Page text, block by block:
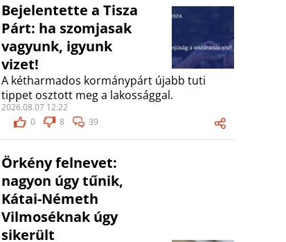
Bejelentette a Tisza
Párt: ha szomjasak
vagyunk, igyunk
vizet!
A kétharmados kormánypárt újabb tuti
tippet osztott meg a lakossággal.
2026.08.07 12:22
0
8 39
Örkény felnevet:
nagyon úgy tűnik,
Kátai-Németh
Vilmoséknak úgy
sikerült